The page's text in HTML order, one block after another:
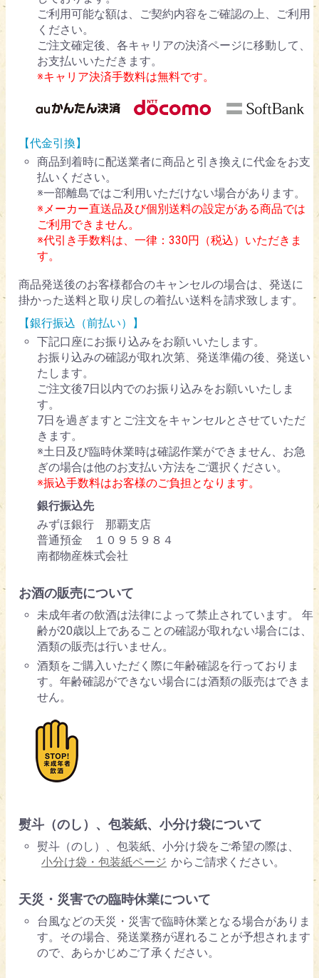
ご利用可能な額は、ご契約内容をご確認の上、ご利用
ください。
ご注文確定後、各キャリアの決済ページに移動して、
お支払いいただきます。
※キャリア決済手数料は無料です。
【代金引換】
商品到着時に配送業者に商品と引き換えに代金をお支
払いください。
※一部離島ではご利用いただけない場合があります。
※メーカー直送品及び個別送料の設定がある商品では
ご利用できません。
※代引き手数料は、一律：330円（税込）いただきま
す。
商品発送後のお客様都合のキャンセルの場合は、発送に
掛かった送料と取り戻しの着払い送料を請求致します。
【銀行振込（前払い）】
下記口座にお振り込みをお願いいたします。
お振り込みの確認が取れ次第、発送準備の後、発送い
たします。
ご注文後7日以内でのお振り込みをお願いいたしま
す。
7日を過ぎますとご注文をキャンセルとさせていただ
きます。
※土日及び臨時休業時は確認作業ができません、お急
ぎの場合は他のお支払い方法をご選択ください。
※振込手数料はお客様のご負担となります。
銀行振込先
みずほ銀行 那覇支店
普通預金 １０９５９８４
南都物産株式会社
お酒の販売について
未成年者の飲酒は法律によって禁止されています。 年
齢が20歳以上であることの確認が取れない場合には、
酒類の販売は行いません。
酒類をご購入いただく際に年齢確認を行っておりま
す。年齢確認ができない場合には酒類の販売はできま
せん。
熨斗（のし）、包装紙、小分け袋について
熨斗（のし）、包装紙、小分け袋をご希望の際は、
小分け袋・包装紙ページ からご請求ください。
天災・災害での臨時休業について
台風などの天災・災害で臨時休業となる場合がありま
す。その場合、発送業務が遅れることが予想されます
ので、あらかじめご了承ください。